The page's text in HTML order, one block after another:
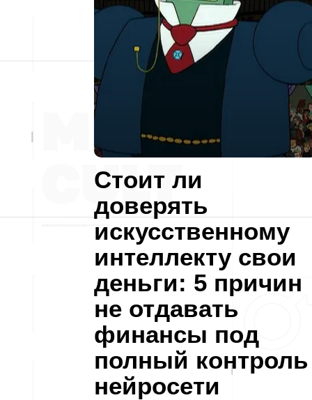
Стоит ли
доверять
искусственному
интеллекту свои
деньги: 5 причин
не отдавать
финансы под
полный контроль
нейросети